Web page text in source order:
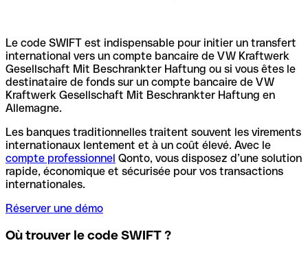
Le code SWIFT est indispensable pour initier un transfert
international vers un compte bancaire de VW Kraftwerk
Gesellschaft Mit Beschrankter Haftung ou si vous êtes le
destinataire de fonds sur un compte bancaire de VW
Kraftwerk Gesellschaft Mit Beschrankter Haftung en
Allemagne.
Les banques traditionnelles traitent souvent les virements
internationaux lentement et à un coût élevé. Avec le
compte professionnel Qonto, vous disposez d’une solution
rapide, économique et sécurisée pour vos transactions
internationales.
Réserver une démo
Où trouver le code SWIFT ?